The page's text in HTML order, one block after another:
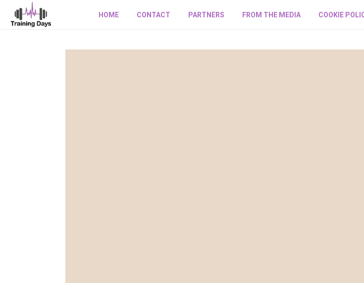
HOME CONTACT PARTNERS FROM THE MEDIA COOKIE